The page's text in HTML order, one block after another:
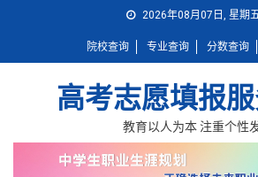
2026年08月07日, 星期
院校查询 专业查询 分数查询
高考志愿填报
教育以人为本 注重个性